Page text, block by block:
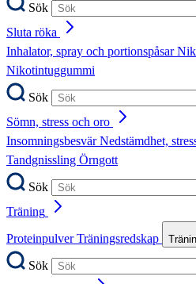
Sök
Sluta röka
Inhalator, spray och portionspåsar
Nikotintuggummi
Sök
Sömn, stress och oro
InsomningsbesvärNedstämdhet,
Tandgnissling Örngott
Sök
Träning
ProteinpulverTräningsredskap
Sök